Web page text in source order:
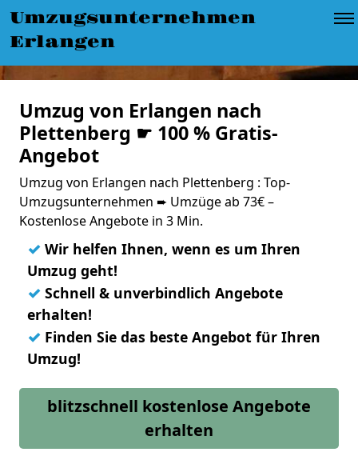
Umzugsunternehmen
Erlangen
Umzug von Erlangen nach
Plettenberg ☛ 100 % Gratis-
Angebot
Umzug von Erlangen nach Plettenberg : Top-
Umzugsunternehmen ➨ Umzüge ab 73€ –
Kostenlose Angebote in 3 Min.
✓ Wir helfen Ihnen, wenn es um Ihren
Umzug geht!
✓ Schnell & unverbindlich Angebote
erhalten!
✓ Finden Sie das beste Angebot für Ihren
Umzug!
blitzschnell kostenlose Angebote
erhalten